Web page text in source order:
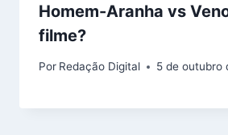
Homem-Aranha vs
filme?
Por Redação Digital 5 de outubro